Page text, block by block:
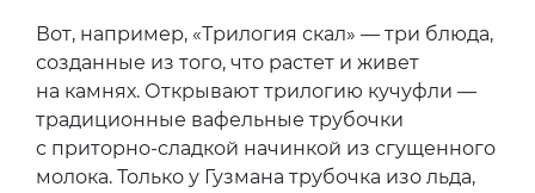
Вот, например, «Трилогия скал» — три блюда,
созданные из того, что растет и живет
на камнях. Открывают трилогию кучуфли —
традиционные вафельные трубочки
с приторно-сладкой начинкой из сгущенного
молока. Только у Гузмана трубочка изо льда,